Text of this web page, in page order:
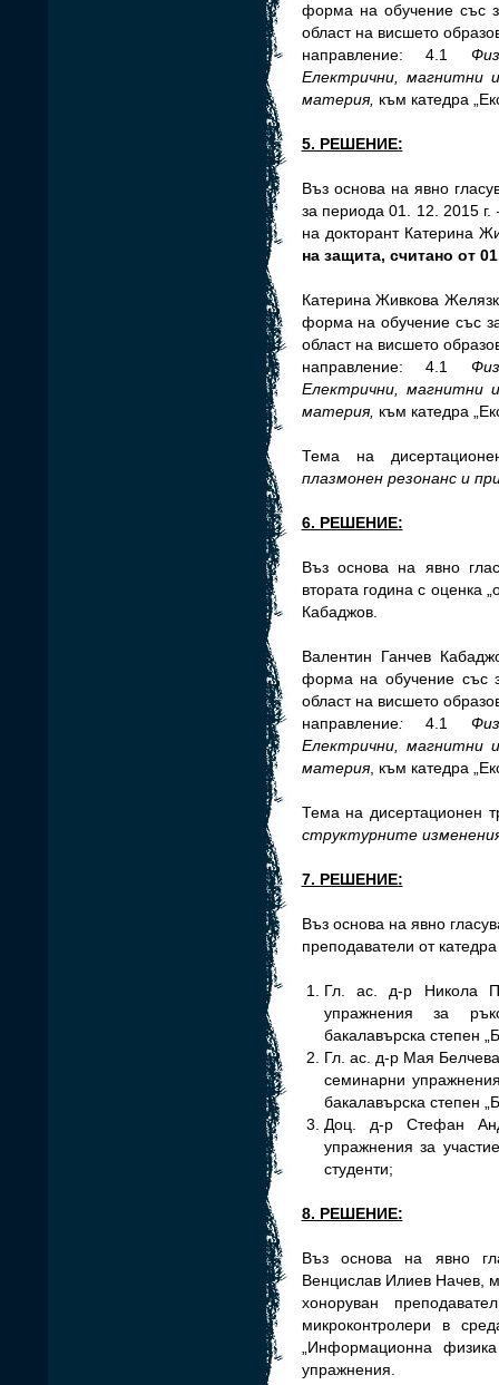
форма на обучение със
област на висшето
направление: 4.1
Електрични, магнитни
материя, към катедра
5. РЕШЕНИЕ:
Въз основа на явно
за периода 01. 12. 2015 г.
на докторант Катерина
на защита, считано от
Катерина Живкова
форма на обучение със
област на висшето
направление: 4.1
Електрични, магнитни
материя, към катедра
Тема на
плазмонен резонанс и
6. РЕШЕНИЕ:
Въз основа на явно
втората година с оценка
Кабаджов.
Валентин Ганчев
форма на обучение със
област на висшето
направление:4.1
Електрични, магнитни
материя, към катедра
Тема на дисертационен
структурните
7. РЕШЕНИЕ:
Въз основа на явно
преподаватели от
Гл. ас. д-р Никола
упражнения за
бакалавърска степен
Гл. ас. д-р Мая
семинарни
бакалавърска степен
Доц. д-р Стефан
упражнения за
студенти;
8. РЕШЕНИЕ:
Въз основа на явно
Венцислав Илиев Начев,
хоноруван
микроконтролери в
„Информационна
упражнения.